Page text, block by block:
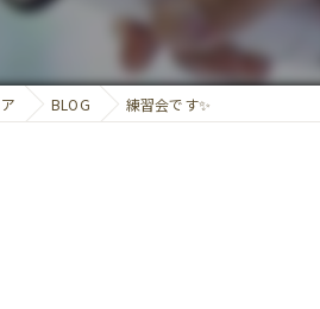
カット
トリートメント
BLOG 練習会です✨